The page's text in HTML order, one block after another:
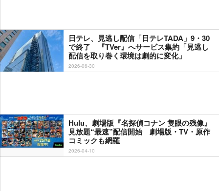
日テレ、見逃し配信「日テレTADA」9・30
で終了 『TVer』へサービス集約「見逃し
配信を取り巻く環境は劇的に変化」
2026-06-30
Hulu、劇場版『名探偵コナン 隻眼の残像』
見放題“最速”配信開始 劇場版・TV・原作
コミックも網羅
2026-04-10